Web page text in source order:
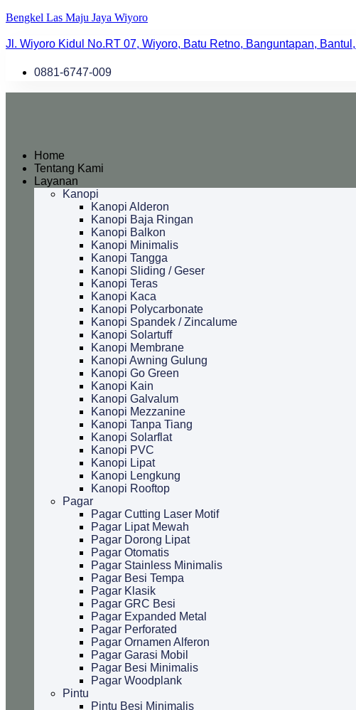
Bengkel Las Maju Jaya Wiyoro
Jl. Wiyoro Kidul No.RT 07, Wiyoro, Batu Retno, Banguntapan,
0881-6747-009
Home
Tentang Kami
Layanan
Kanopi
Kanopi Alderon
Kanopi Baja Ringan
Kanopi Balkon
Kanopi Minimalis
Kanopi Tangga
Kanopi Sliding / Geser
Kanopi Teras
Kanopi Kaca
Kanopi Polycarbonate
Kanopi Spandek / Zincalume
Kanopi Solartuff
Kanopi Membrane
Kanopi Awning Gulung
Kanopi Go Green
Kanopi Kain
Kanopi Galvalum
Kanopi Mezzanine
Kanopi Tanpa Tiang
Kanopi Solarflat
Kanopi PVC
Kanopi Lipat
Kanopi Lengkung
Kanopi Rooftop
Pagar
Pagar Cutting Laser Motif
Pagar Lipat Mewah
Pagar Dorong Lipat
Pagar Otomatis
Pagar Stainless Minimalis
Pagar Besi Tempa
Pagar Klasik
Pagar GRC Besi
Pagar Expanded Metal
Pagar Perforated
Pagar Ornamen Alferon
Pagar Garasi Mobil
Pagar Besi Minimalis
Pagar Woodplank
Pintu
Pintu Besi Minimalis